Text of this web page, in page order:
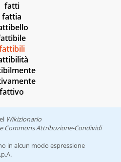
fatti
fattia
fattivo
Wikizionario
Commons Attribuzione-Condividi
in alcun modo espressione